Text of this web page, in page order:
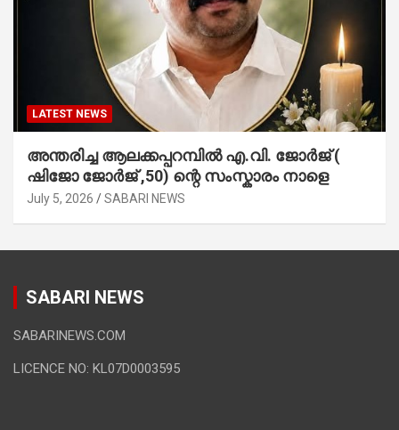
LATEST NEWS
അന്തരിച്ച ആ​ല​ക്ക​പ്പ​റമ്പിൽ​ എ.​വി. ജോ​ർ​ജ് (
ഷിജോ ജോർജ് ,50) ന്റെ സംസ്കാരം നാളെ
July 5, 2026 SABARI NEWS
SABARI NEWS
SABARINEWS.COM
LICENCE NO: KL07D0003595